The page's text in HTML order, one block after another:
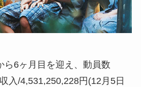
ら6ヶ月目を迎え、動員数
入/4,531,250,228円(12月5日